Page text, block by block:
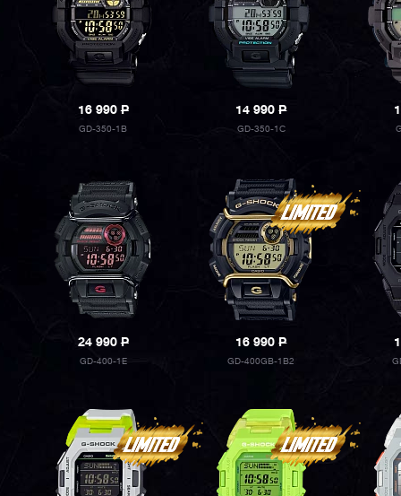
16 990P
GD-350-1B
14 990P
GD-350-1C
24 990P
GD-400-1E
16 990P
GD-400GB-1B2